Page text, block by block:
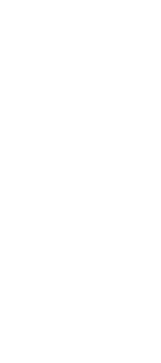
bericht,
opent in nieuw
opent in